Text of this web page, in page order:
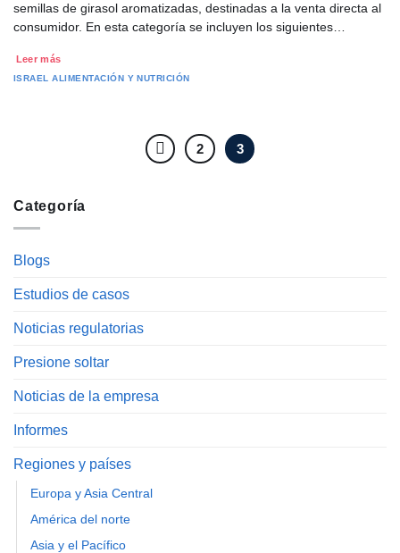
Categoría
Blogs
Estudios de casos
Noticias regulatorias
Presione soltar
Noticias de la empresa
Informes
Regiones y países
Europa y Asia Central
América del norte
Asia y el Pacífico
semillas de girasol aromatizadas, destinadas a la venta directa al
consumidor. En esta categoría se incluyen los siguientes…
Leer más
ISRAEL ALIMENTACIÓN Y NUTRICIÓN
2 3